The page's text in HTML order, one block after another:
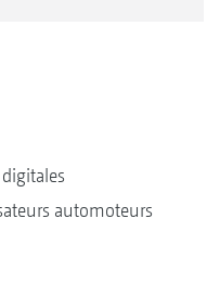
automoteurs